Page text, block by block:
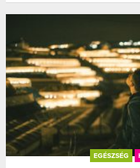
EGÉSZSÉG